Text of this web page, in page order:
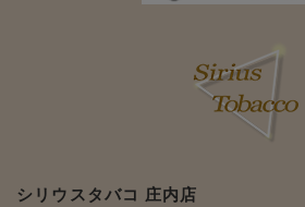
シリウスタバコ 庄内店